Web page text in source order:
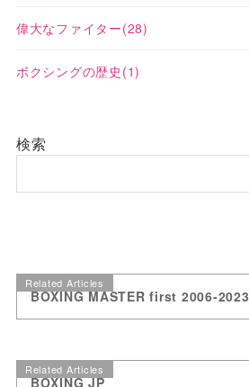
偉大なファイター(28)
ボクシングの歴史 (1)
検索
Related Articles
BOXING MASTER first 2006-2023
Related Articles
BOXING JP